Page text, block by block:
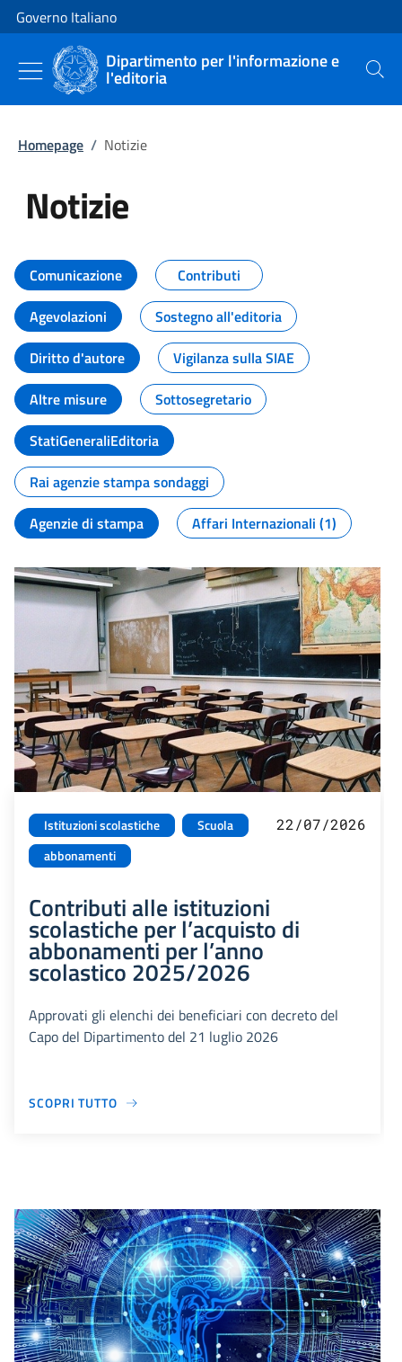
Vai al contenuto
Vai alla navigazione del sito
Governo Italiano
Dipartimento per l'informazione e
l'editoria Cerca
Homepage / Notizie
Notizie
Tutti i contenuti della pagina
Comunicazione
Contributi
Agevolazioni
Sostegno all'editoria
Diritto d'autore
Vigilanza sulla SIAE
Altre misure
Sottosegretario
StatiGeneraliEditoria
Rai agenzie stampa sondaggi
Agenzie di stampa
Affari Internazionali (1)
Istituzioni scolastiche
Scuola
abbonamenti
22/07/2026
Contributi alle istituzioni
scolastiche per l’acquisto di
abbonamenti per l’anno
scolastico 2025/2026
Approvati gli elenchi dei beneficiari con decreto del
Capo del Dipartimento del 21 luglio 2026
SCOPRI TUTTO